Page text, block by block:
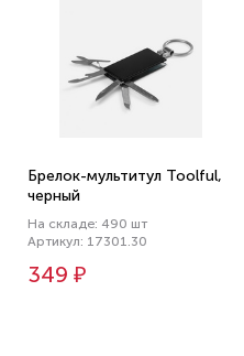
Брелок-мультитул Toolful,
черный
На складе: 490 шт
Артикул: 17301.30
349 ₽